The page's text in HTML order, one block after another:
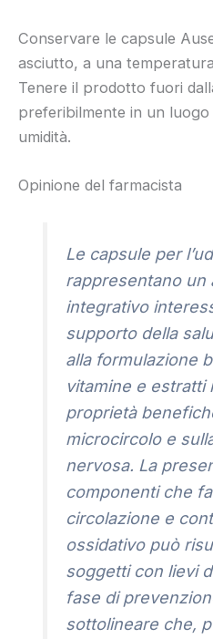
Conservare le capsule
asciutto, a una
Tenere il prodotto fuori
preferibilmente in un
umidità.
Opinione del farmacista
Le capsule per
rappresentano un
integrativo
supporto della
alla formulazione
vitamine e estratti
proprietà
microcircolo e
nervosa. La
componenti che
circolazione e
ossidativo può
soggetti con lievi
fase di
sottolineare che,